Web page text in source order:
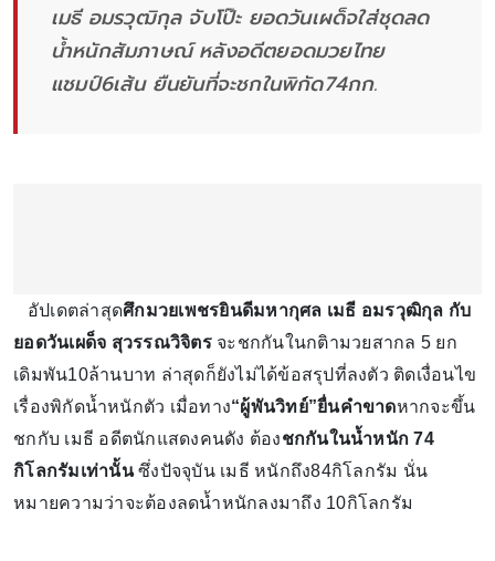
เมธี อมรวุฒิกุล จับโป๊ะ ยอดวันเผด็จใส่ชุดลด
น้ำหนักสัมภาษณ์ หลังอดีตยอดมวยไทย
แชมป์6เส้น ยืนยันที่จะชกในพิกัด74กก.
อัปเดตล่าสุดศึกมวยเพชรยินดีมหากุศล เมธี อมรวุฒิกุล กับ
ยอดวันเผด็จ สุวรรณวิจิตรจะชกกันในกติามวยสากล 5 ยก
เดิมพัน10ล้านบาท ล่าสุดก็ยังไม่ได้ข้อสรุปที่ลงตัว ติดเงื่อนไข
เรื่องพิกัดน้ำหนักตัว เมื่อทาง“ผู้พันวิทย์”ยื่นคำขาดหากจะขึ้น
ชกกับ เมธี อดีตนักแสดงคนดัง ต้องชกกันในน้ำหนัก 74
กิโลกรัมเท่านั้นซึ่งปัจจุบัน เมธี หนักถึง84กิโลกรัม นั่น
หมายความว่าจะต้องลดน้ำหนักลงมาถึง 10กิโลกรัม